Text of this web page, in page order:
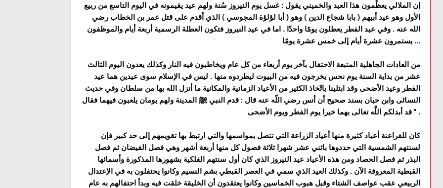
إن الملالي يعظِّمون هذا العيد والخميني يقول : غسل يوم النيروز سُنة ولهم عيد يقيمونه في اليوم التاسع من ربيع
الأول وهو عيد أبيهم ( بابا شجاع الدين ) وهو ( أبا لؤلؤة المجوسي ) الذي أقدم على قتل عمر بن الخطاب رضي
الله عنه . وفي عيد الفطر يعطلون يومًا واحدًا . اما في عيد النيروز فتكون العطلة الرسمية أربعة أيام والموظفون
يستمرون عشرة أيام إلى خمس عشرة يومًا ...
من العادات الجاهلية المتبعة الاحتفال بآخر يوم أربعاء من كل عام ويخاطبون فيه النار وكذلك يعدون اليوم الثالث
عشر من بداية السنة يوم نحس يخرجون فيه من البيوت ليطردوه منها . ليس في الإسلام سوى عيدين هما عيد
الفطر وعيد الأضحى وقد ابتلينا باتّخاذ الكثير من الأعياد الزمانية والمكانية ما أنزل الله بها من سلطان وفي حديث
النسائى وابن حبان بسند صحيح أن أنس رضي اللّه عنه قال : قدم النبي ﷺ المدينة ولهم يومان يلعبون فيهما فقال
" قد أبدلكم اللَّه تعالى بهما خيرا يوم الفطر ويوم الأضحى .
كان للفراعنة أعياد كثيرة منها أعياد الزراعة التي تتصل بمواسمها والتي ارتبط بها تقويمهم إلى حد كبير فإن
لسنتهم الشمسية التي حددوها باثني عشر شهرا ثلاثة فصول كل منها أربعة أشهر وهي فصل الفيضان ثم فصل
البذر ثم فصل الحصاد ومن هذه الأعياد عيد النيروز الذي كان أول سنتهم الفلكية بشهورها المذكورة وأسمائها
القبطية المعروفة الآن . وكذلك العيد الذي سمي في العصر القبطي بشم النسيم وكانوا يحتفلون به في الإعتدال
الربيعي عقب عواصف الشتاء وقبل هبوب الخماسين وكانوا يعتقدون أن الخليقة خلقت فيه وبدأ احتفالهم به عام